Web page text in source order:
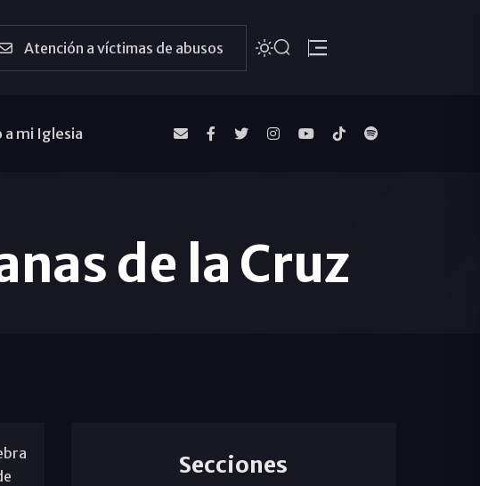
Atención a víctimas de abusos
a mi Iglesia
de la Cruz
Secciones